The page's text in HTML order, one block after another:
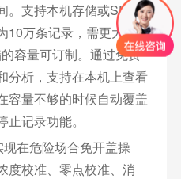
。支持本机存储或SD卡
10万条记录，需更大容量
容量可订制。通过免费
分析，支持在本机上查看
容量不够的时候自动覆盖
记录功能。
在危险场合免开盖操
度校准、零点校准、消